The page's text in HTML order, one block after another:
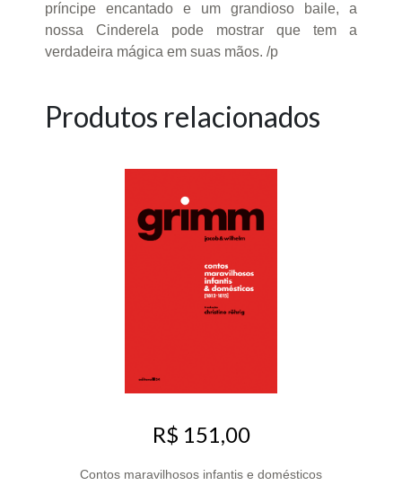
príncipe encantado e um grandioso baile, a
nossa Cinderela pode mostrar que tem a
verdadeira mágica em suas mãos. /p
Produtos relacionados
R$ 151,00
Contos maravilhosos infantis e domésticos